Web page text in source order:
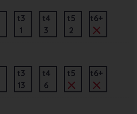
t3
1
t4
3
t5
2
t6+
t3
13
t4
6
t5 t6+